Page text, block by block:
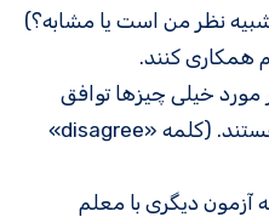
نظر من است یا مشابه؟)
همکاری کنند.
خیلی چیزها توافق
ندارند. آنها اغلب مخالف هستند. (کلمه «disagree»
آزمون دیگری با معلم